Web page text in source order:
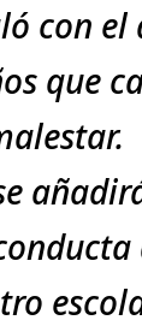
con el
que